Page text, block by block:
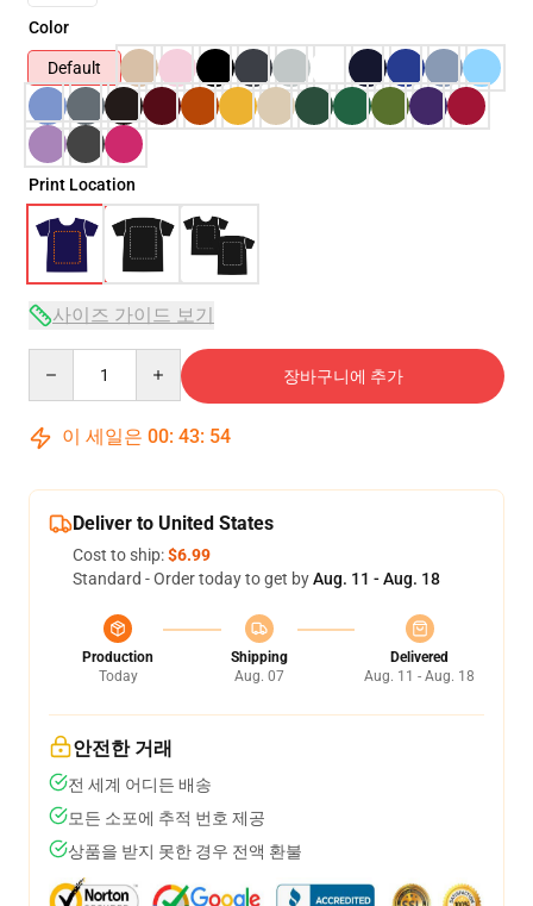
Color
Default
Print Location
사이즈 가이드 보기
장바구니에 추가
이 세일은 00: 43: 54
Deliver to United States
Cost to ship:$6.99
Standard - Order today to get byAug. 11 - Aug. 18
Production
Today
Shipping
Aug. 07
Delivered
Aug. 11 - Aug. 18
안전한 거래
전 세계 어디든 배송
모든 소포에 추적 번호 제공
상품을 받지 못한 경우 전액 환불